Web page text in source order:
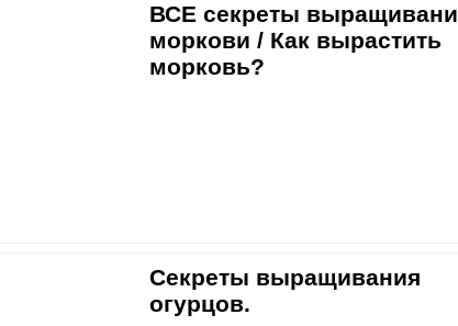
ВСЕ секреты
моркови / Как вырастить
морковь?
Секреты выращивания
огурцов.